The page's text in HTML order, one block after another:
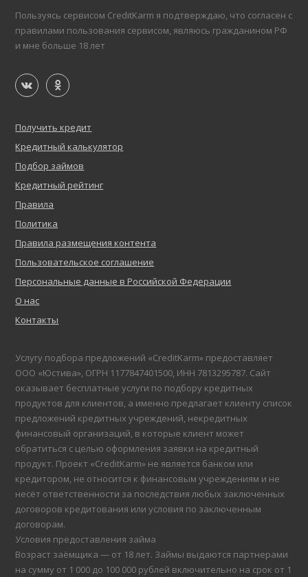
Пользуясь сервисом CreditKarm я подтверждаю, что согласен с
правилами пользования сервисом, являюсь гражданином РФ
и мне больше 18 лет
Получить кредит
Кредитный калькулятор
Подбор займов
Кредитный рейтинг
Правила
Политика
Правила размещения контента
Пользовательское соглашение
Персональные данные в Российской Федерации
О нас
Контакты
Услугу подбора предложений «CreditKarm» предоставляет
ООО «Юстива», ОГРН 1177847401500, ИНН 7813295787. Сайт
оказывает бесплатные услуги по подбору кредитных
продуктов для клиентов, а именно предлагает клиенту список
предложений кредитных учреждений, некредитных
финансовый организаций, в которые клиент может
обратиться с целью оформления заявки на кредитный
продукт. Проект «CreditKarm» не является банком или
кредитором, не относится к финансовым учреждениям и не
несёт ответственности за последствия любых заключенных
договоров кредитования или условия по заключенным
договорам.
Условия предоставления займа
Возраст заёмщика — от 18 лет. Займы выдаются партнерами
на сумму от 1 000 до 100 000 рублей включительно на срок от 1